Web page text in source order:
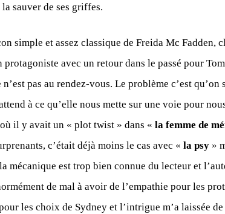
sauver de ses griffes.
simple et assez classique de Freida Mc Fadden,
avec un retour dans le passé pour
pas au rendez-vous. Le problème c’est
à ce qu’elle nous mette sur une voie pour
il y avait un « plot twist » dans « la femme de
c’était déjà moins le cas avec « la psy »
mécanique est trop bien connue du lecteur et
de mal à avoir de l’empathie pour les
les choix de Sydney et l’intrigue m’a laissée